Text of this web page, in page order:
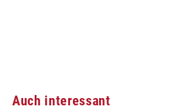
Auch interessant